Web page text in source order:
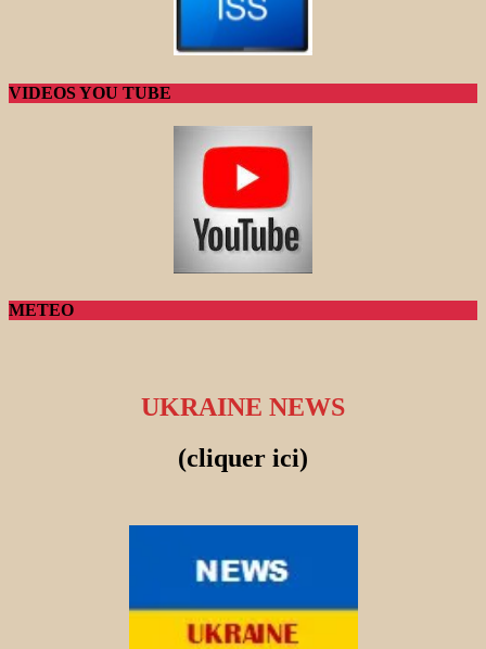
VIDEOS YOU TUBE
METEO
UKRAINE NEWS
(cliquer ici)